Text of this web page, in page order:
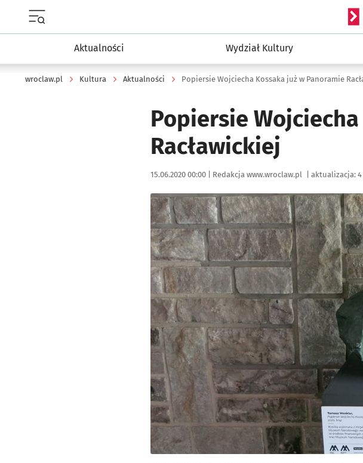
Aktualności Wydział Kultury
wroclaw.pl Kultura Aktualności Popiersie Wojciecha Kossaka już w Panoramie
Popiersie
Racławickiej
Data publikacji:
15.06.2020 00:00 | Autor:
Redakcja www.wroclaw.pl aktualizacja: 4
Kliknij, aby powiększyć